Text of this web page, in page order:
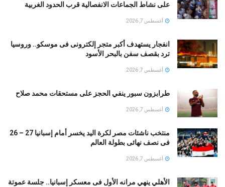
على نشاط الجماعات الانفصالية قرب الحدود الغربية
أغسطس 7, 2026
انفجار يستهدف أكبر متجر إلكترونى فى موسكو.. وروسيا
ترد بقصف سفن بالبحر الأسود
أغسطس 7, 2026
طرابزون سبور ينفي الحجز على مستحقات محمد صلاح
أغسطس 7, 2026
منتخب ناشئات مصر لكرة اليد يخسر أمام إسبانيا 27 – 26
فى نصف نهائى بطولة العالم
أغسطس 7, 2026
الأهلي ينهي مرانه الأول فى معسكر إسبانيا.. جلسة عموتة